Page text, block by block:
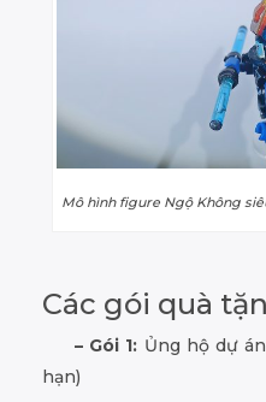
Mô hình figure Ngộ Không
Các gói quà
– Gói 1: Ủng hộ dự
hạn)